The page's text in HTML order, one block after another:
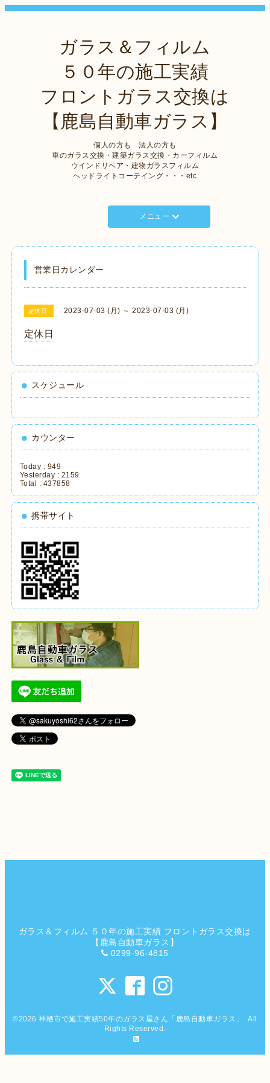
ガラス＆フィルム
５０年の施工実績
フロントガラス交換は
【鹿島自動車ガラス】
個人の方も 法人の方も
車のガラス交換・建築ガラス交換・カーフィルム
ウインドリペア・建物ガラスフィルム
ヘッドライトコーテイング・・・etc
メニュー
営業日カレンダー
定休日 2023-07-03 (月) ～ 2023-07-03 (月)
定休日
スケジュール
カウンター
Today : 949
Yesterday : 2159
Total : 437858
携帯サイト
ガラス＆フィルム ５０年の施工実績 フロントガラス交換は
【鹿島自動車ガラス】
0299-96-4815
©2026神栖市で施工実績50年のガラス屋さん「鹿島自動車ガラス」 . All
Rights Reserved.